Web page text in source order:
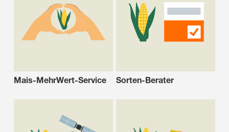
Mais-MehrWert-Service Sorten-Berater